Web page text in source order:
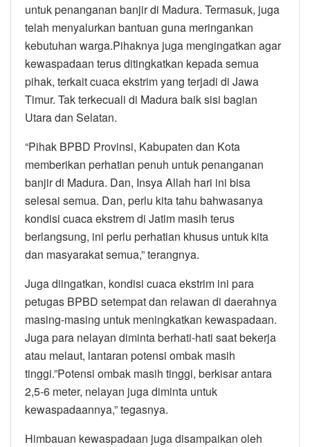
untuk penanganan banjir di Madura. Termasuk, juga
telah menyalurkan bantuan guna meringankan
kebutuhan warga.Pihaknya juga mengingatkan agar
kewaspadaan terus ditingkatkan kepada semua
pihak, terkait cuaca ekstrim yang terjadi di Jawa
Timur. Tak terkecuali di Madura baik sisi bagian
Utara dan Selatan.
“Pihak BPBD Provinsi, Kabupaten dan Kota
memberikan perhatian penuh untuk penanganan
banjir di Madura. Dan, Insya Allah hari ini bisa
selesai semua. Dan, perlu kita tahu bahwasanya
kondisi cuaca ekstrem di Jatim masih terus
berlangsung, ini perlu perhatian khusus untuk kita
dan masyarakat semua,” terangnya.
Juga diingatkan, kondisi cuaca ekstrim ini para
petugas BPBD setempat dan relawan di daerahnya
masing-masing untuk meningkatkan kewaspadaan.
Juga para nelayan diminta berhati-hati saat bekerja
atau melaut, lantaran potensi ombak masih
tinggi.”Potensi ombak masih tinggi, berkisar antara
2,5-6 meter, nelayan juga diminta untuk
kewaspadaannya,” tegasnya.
Himbauan kewaspadaan juga disampaikan oleh